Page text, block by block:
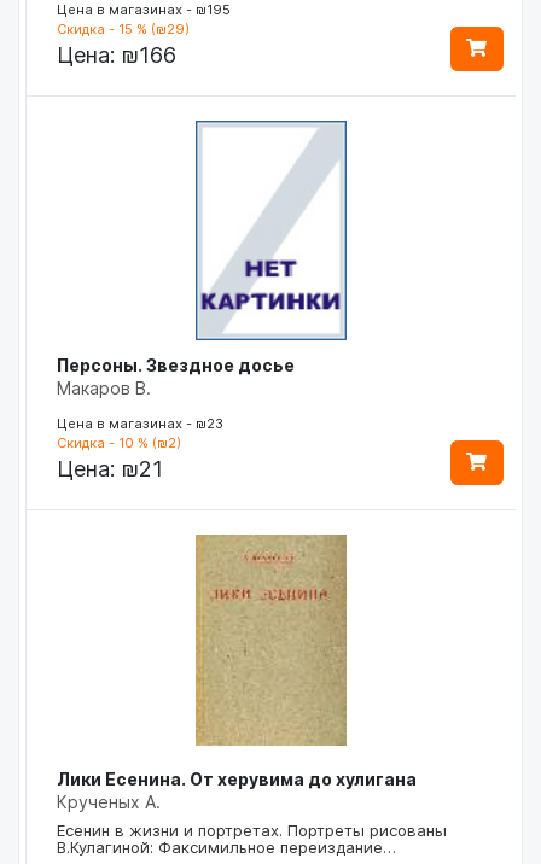
Цена в магазинах - ₪195
Скидка - 15 % (₪29)
Цена: ₪166
Персоны. Звездное досье
Макаров В.
Цена в магазинах - ₪23
Скидка - 10 % (₪2)
Цена: ₪21
Лики Есенина. От херувима до хулигана
Крученых А.
Есенин в жизни и портретах. Портреты рисованы
В.Кулагиной: Факсимильное переиздание…